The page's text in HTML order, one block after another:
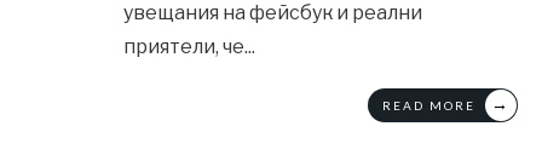
увещания на фейсбук и реални
приятели, че...
READ MORE →